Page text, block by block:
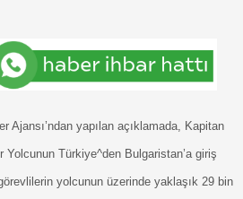
Ajansı’ndan yapılan açıklamada, Kapitan
Yolcunun Türkiye^den Bulgaristan’a giriş
yolcunun üzerinde yaklaşık 29 bin